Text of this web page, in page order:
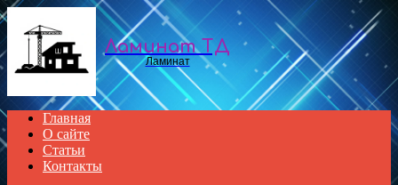
Menu
Ламинат ТД
Ламинат
Главная
О сайте
Статьи
Контакты